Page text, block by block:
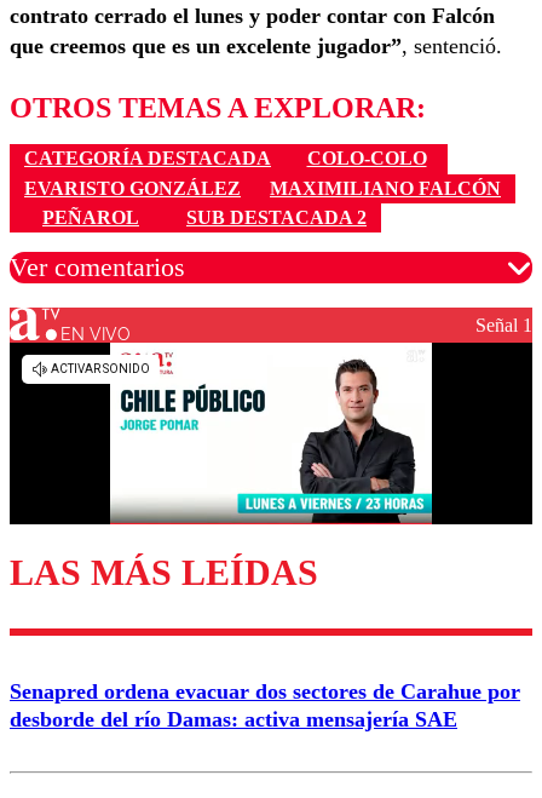
contrato cerrado el lunes y poder contar con Falcón
que creemos que es un excelente jugador”, sentenció.
OTROS TEMAS A EXPLORAR:
CATEGORÍA DESTACADA
COLO-COLO
EVARISTO GONZÁLEZ
MAXIMILIANO FALCÓN
PEÑAROL
SUB DESTACADA 2
Ver comentarios
Los comentarios son moderados para garantizar un
diálogo respetuoso.
Enviar comentario
EN VIVO Señal 1
LAS MÁS LEÍDAS
Senapred ordena evacuar dos sectores de Carahue por
desborde del río Damas: activa mensajería SAE